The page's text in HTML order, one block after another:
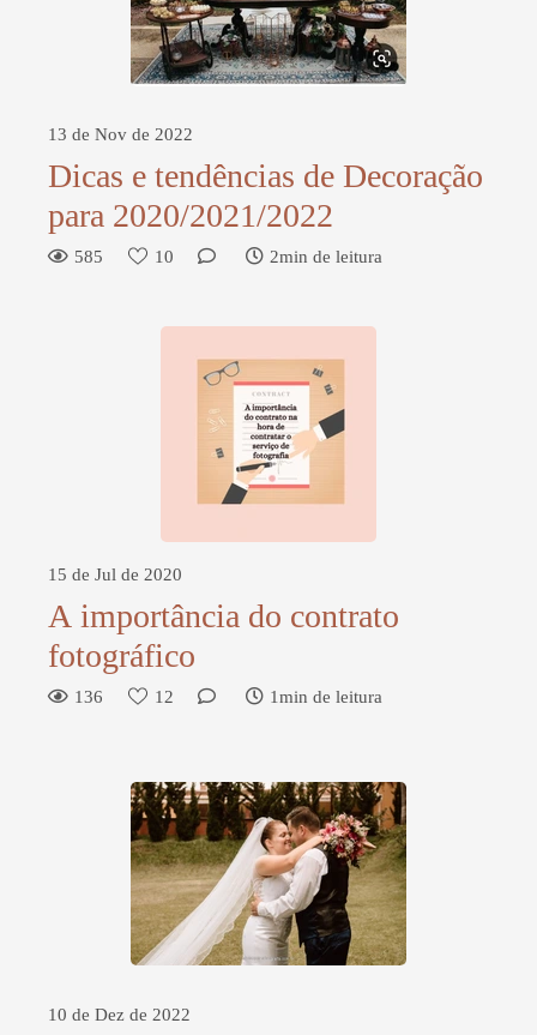
13 de Nov de 2022
Dicas e tendências de Decoração
para 2020/2021/2022
585 10 2min de leitura
15 de Jul de 2020
A importância do contrato
fotográfico
136 12 1min de leitura
10 de Dez de 2022